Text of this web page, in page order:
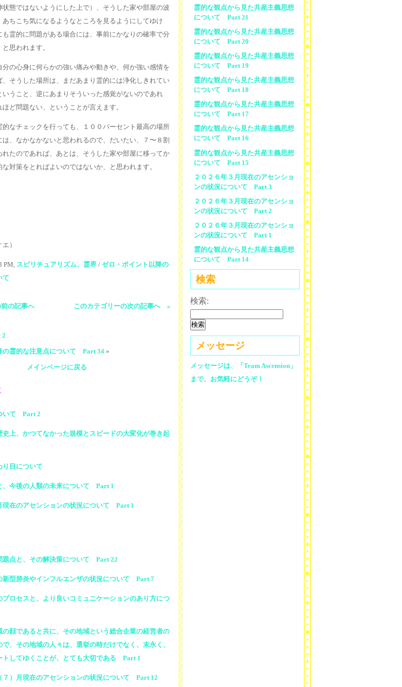
状態ではないようにした上で）、そうした家や部屋の波
ちこち気になるようなところを見るようにしてゆけ
も霊的に問題がある場合には、事前にかなりの確率で分
思われます。
の心身に何らかの強い痛みや動きや、何か強い感情を
、そうした場所は、まだあまり霊的には浄化しきれてい
いうこと、逆にあまりそういった感覚がないのであれ
ど問題ない、ということが言えます。
なチェックを行っても、１００パーセント最高の場所
は、なかなかないと思われるので、だいたい、７〜８割
れたのであれば、あとは、そうした家や部屋に移ってか
対策をとればよいのではないか、と思われます。
）
PM, スピリチュアリズム、霊界 / ゼロ・ポイント以降の
て
の記事へ このカテゴリーの次の記事へ »
の霊的な注意点について Part 34 »
メインページに戻る
いて Part 2
史上、かつてなかった規模とスピードの大変化が巻き起
目について
、今後の人類の未来について Part 1
現在のアセンションの状況について Part 1
題点と、その解決策について Part 22
新型肺炎やインフルエンザの状況について Part 7
プロセスと、より良いコミュニケーションのあり方につ
の顔であると共に、その地域という総合企業の経営者の
、その地域の人々は、選挙の時だけでなく、末永く、
トしてゆくことが、とても大切である Part 1
７）月現在のアセンションの状況について Part 12
霊的な観点から見た共産主義思想
について Part 21
霊的な観点から見た共産主義思想
について Part 20
霊的な観点から見た共産主義思想
について Part 19
霊的な観点から見た共産主義思想
について Part 18
霊的な観点から見た共産主義思想
について Part 17
霊的な観点から見た共産主義思想
について Part 16
霊的な観点から見た共産主義思想
について Part 15
２０２６年３月現在のアセンショ
ンの状況について Part 3
２０２６年３月現在のアセンショ
ンの状況について Part 2
２０２６年３月現在のアセンショ
ンの状況について Part 1
霊的な観点から見た共産主義思想
について Part 14
検索
検索:
メッセージ
メッセージは、「Team Ascension」
まで、お気軽にどうぞ！